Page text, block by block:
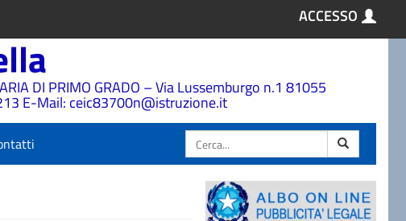
ACCESSO
DI PRIMO GRADO – Via Lussemburgo n.1 81055
E-Mail: ceic83700n@istruzione.it
Cerca